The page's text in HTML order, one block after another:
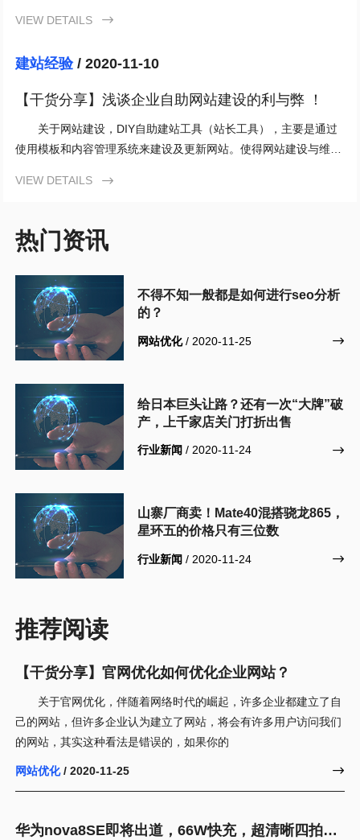
VIEW DETAILS

建站经验 / 2020-11-10
【干货分享】浅谈企业自助网站建设的利与弊 ！
关于网站建设，DIY自助建站工具（站长工具），主要是通过
使用模板和内容管理系统来建设及更新网站。使得网站建设与维护
VIEW DETAILS

热门资讯
不得不知一般都是如何进行seo分析
的？
网站优化/ 2020-11-25 
给日本巨头让路？还有一次“大牌”破
产，上千家店关门打折出售
行业新闻 / 2020-11-24 
山寨厂商卖！Mate40混搭骁龙865，
星环五的价格只有三位数
行业新闻 / 2020-11-24 
推荐阅读
【干货分享】官网优化如何优化企业网站？
关于官网优化，伴随着网络时代的崛起，许多企业都建立了自
己的网站，但许多企业认为建立了网站，将会有许多用户访问我们
的网站，其实这种看法是错误的，如果你的
网站优化/ 2020-11-25 
华为nova8SE即将出道，66W快充，超清晰四拍，